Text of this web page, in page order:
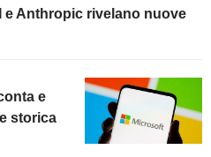
e Anthropic rivelano nuove
e
storica